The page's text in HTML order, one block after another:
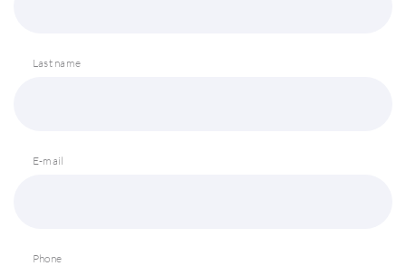
Last name
E-mail
Phone